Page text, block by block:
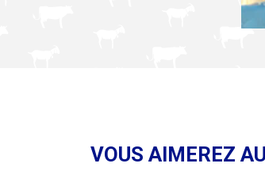
VOUS AIMEREZ